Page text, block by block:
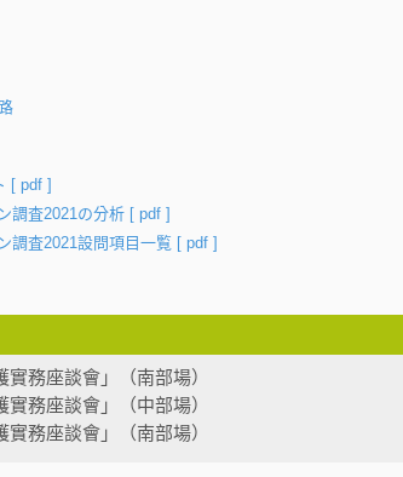
[ pdf ]
調査2021の分析 [ pdf ]
調査2021設問項目一覧 [ pdf ]
務座談會」（南部場）
務座談會」（中部場）
務座談會」（南部場）